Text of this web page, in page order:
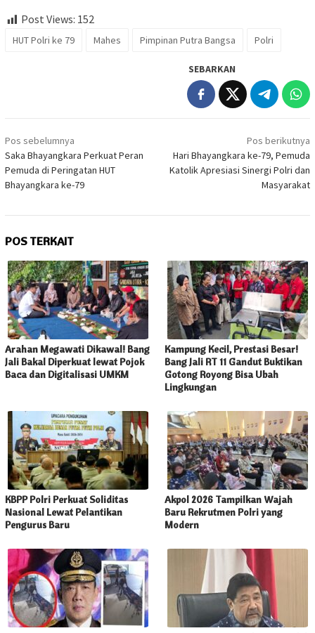
Post Views: 152
HUT Polri ke 79 Mahes Pimpinan Putra Bangsa Polri
SEBARKAN
Navigasi
pos
Pos sebelumnya
Saka Bhayangkara Perkuat Peran
Pemuda di Peringatan HUT
Bhayangkara ke-79
Pos berikutnya
Hari Bhayangkara ke-79, Pemuda
Katolik Apresiasi Sinergi Polri dan
Masyarakat
POS TERKAIT
Arahan Megawati Dikawal! Bang
Jali Bakal Diperkuat lewat Pojok
Baca dan Digitalisasi UMKM
Kampung Kecil, Prestasi Besar!
Bang Jali RT 11 Gandut Buktikan
Gotong Royong Bisa Ubah
Lingkungan
KBPP Polri Perkuat Soliditas
Nasional Lewat Pelantikan
Pengurus Baru
Akpol 2026 Tampilkan Wajah
Baru Rekrutmen Polri yang
Modern